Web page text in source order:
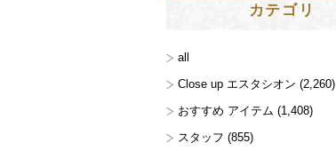
カテゴリ
all
Close up エスタシオン (2,260)
おすすめ アイテム (1,408)
スタッフ (855)